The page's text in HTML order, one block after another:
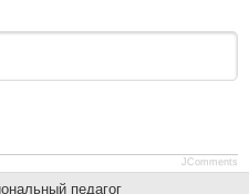
JComments
педагог